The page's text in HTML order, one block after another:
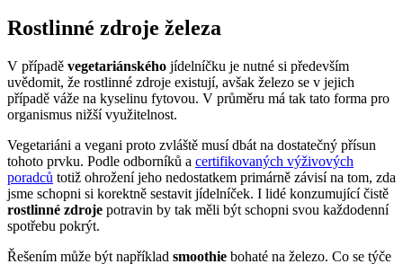
Rostlinné zdroje železa
V případě vegetariánského jídelníčku je nutné si především
uvědomit, že rostlinné zdroje existují, avšak železo se v jejich
případě váže na kyselinu fytovou. V průměru má tak tato forma pro
organismus nižší využitelnost.
Vegetariáni a vegani proto zvláště musí dbát na dostatečný přísun
tohoto prvku. Podle odborníků a certifikovaných výživových
poradců totiž ohrožení jeho nedostatkem primárně závisí na tom, zda
jsme schopni si korektně sestavit jídelníček. I lidé konzumující čistě
rostlinné zdroje potravin by tak měli být schopni svou každodenní
spotřebu pokrýt.
Řešením může být například smoothie bohaté na železo. Co se týče